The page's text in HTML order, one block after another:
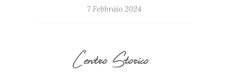
7 Febbraio 2024
Centro Storico